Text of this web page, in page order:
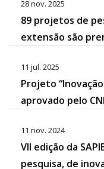
28 nov. 2025
89 projetos de
extensão são
11 jul. 2025
Projeto
aprovado pelo
11 nov. 2024
VII edição da
pesquisa, de